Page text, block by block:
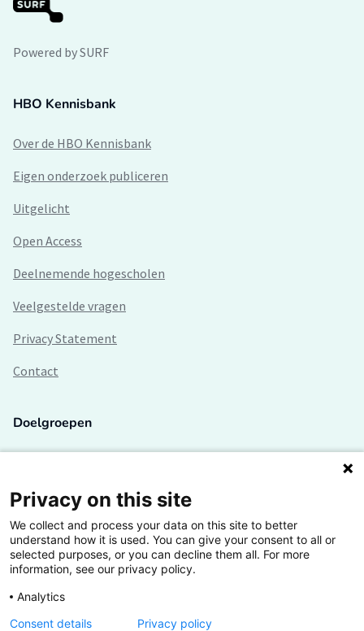
Powered by SURF
HBO Kennisbank
Over de HBO Kennisbank
Eigen onderzoek publiceren
Uitgelicht
Open Access
Deelnemende hogescholen
Veelgestelde vragen
Privacy Statement
Contact
Doelgroepen
Lectoren en onderzoekers
Bedrijven
Hogescholen
Privacy on this site
We collect and process your data on this site to better
understand how it is used. You can give your consent to all or
selected purposes, or you can decline them all. For more
information, see our privacy policy.
Analytics
Consent details
Privacy policy